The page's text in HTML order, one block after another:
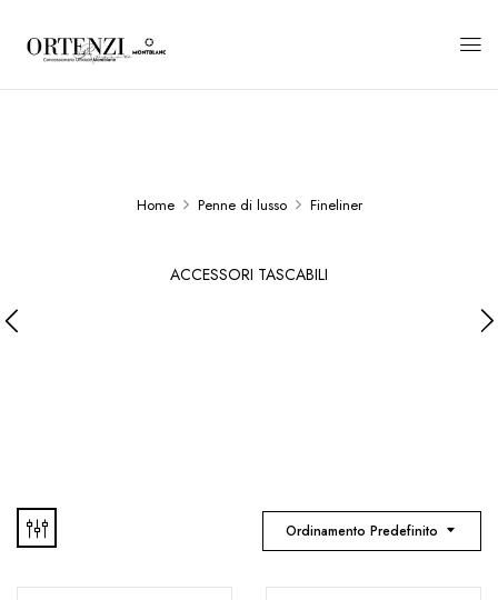
Home Penne di lusso Fineliner
ACCESSORI TASCABILI
Ordinamento Predefinito